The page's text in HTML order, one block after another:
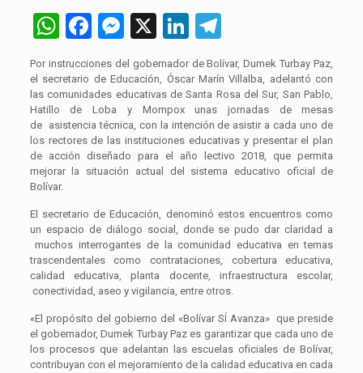
WhatsApp
Facebook
Messenger
X LinkedIn
Por instrucciones del gobernador de Bolívar, Dumek Turbay Paz,
el secretario de Educación, Óscar Marín Villalba, adelantó con
las comunidades educativas de Santa Rosa del Sur, San Pablo,
Hatillo de Loba y Mompox unas jornadas de mesas
de asistencia técnica, con la intención de asistir a cada uno de
los rectores de las instituciones educativas y presentar el plan
de acción diseñado para el año lectivo 2018, que permita
mejorar la situación actual del sistema educativo oficial de
Bolívar.
El secretario de Educación, denominó estos encuentros como
un espacio de diálogo social, donde se pudo dar claridad a
muchos interrogantes de la comunidad educativa en temas
trascendentales como contrataciones, cobertura educativa,
calidad educativa, planta docente, infraestructura escolar,
conectividad, aseo y vigilancia, entre otros.
«El propósito del gobierno del «Bolívar SÍ Avanza» que preside
el gobernador, Dumek Turbay Paz es garantizar que cada uno de
los procesos que adelantan las escuelas oficiales de Bolívar,
contribuyan con el mejoramiento de la calidad educativa en cada